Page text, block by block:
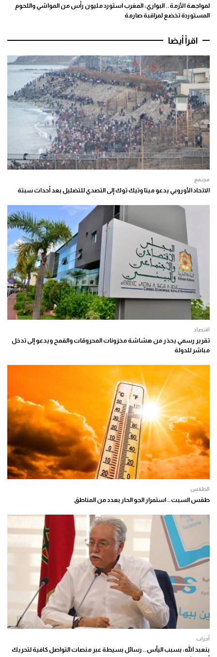
لمواجهة الأزمة.. البواري: المغرب استورد مليون رأس من المواشي واللحوم
المستوردة تخضع لمراقبة صارمة
اقرأ أيضا
مجتمع
الاتحاد الأوروبي يدعو ميتا وتيك توك إلى التصدي للتضليل بعد أحداث سبتة
اقتصاد
تقرير رسمي يحذر من هشاشة مخزونات المحروقات والقمح ويدعو إلى تدخل
مباشر للدولة
الطقس
طقس السبت.. استمرار الجو الحار بعدد من المناطق
أحزاب
بنعبد الله: بسبب اليأس.. رسائل بسيطة عبر منصات التواصل كافية لتحريك